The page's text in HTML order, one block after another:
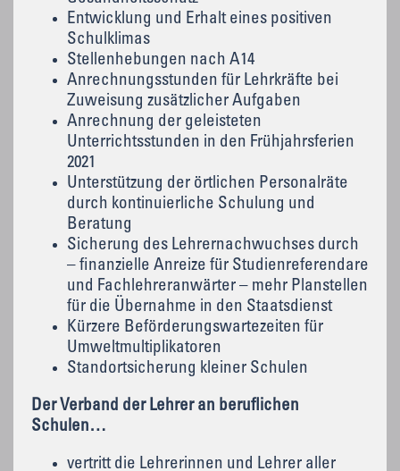
Entwicklung und Erhalt eines positiven
Schulklimas
Stellenhebungen nach A14
Anrechnungsstunden für Lehrkräfte bei
Zuweisung zusätzlicher Aufgaben
Anrechnung der geleisteten
Unterrichtsstunden in den Frühjahrsferien
2021
Unterstützung der örtlichen Personalräte
durch kontinuierliche Schulung und
Beratung
Sicherung des Lehrernachwuchses durch
– finanzielle Anreize für Studienreferendare
und Fachlehreranwärter – mehr Planstellen
für die Übernahme in den Staatsdienst
Kürzere Beförderungswartezeiten für
Umweltmultiplikatoren
Standortsicherung kleiner Schulen
Der Verband der Lehrer an beruflichen
Schulen…
vertritt die Lehrerinnen und Lehrer aller